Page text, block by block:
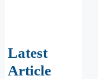
Latest
Article